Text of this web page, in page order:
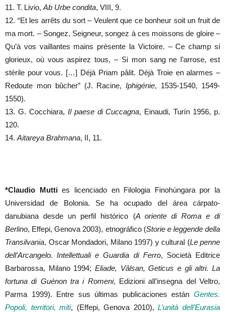
11. T. Livio, Ab Urbe condita, VIII, 9.
12. “Et les arrêts du sort – Veulent que ce bonheur soit un fruit de
ma mort. – Songez, Seigneur, songez à ces moissons de gloire –
Qu’à vos vaillantes mains présente la Victoire. – Ce champ si
glorieux, où vous aspirez tous, – Si mon sang ne l’arrose, est
stérile pour vous. […] Déjà Priam pâlit. Déjà Troie en alarmes –
Redoute mon bûcher” (J. Racine,Iphigénie, 1535-1540, 1549-
1550).
13. G. Cocchiara, Il paese di Cuccagna, Einaudi, Turín 1956, p.
120.
14. Aitareya Brahmana, II, 11.
*Claudio Mutties licenciado en Filologia Finohúngara por la
Universidad de Bolonia. Se ha ocupado del área cárpato-
danubiana desde un perfil histórico (A oriente di Roma e di
Berlino, Effepi, Genova 2003), etnográfico (Storie e leggende della
Transilvania, Oscar Mondadori, Milano 1997) y cultural (Le penne
dell’Arcangelo. Intellettuali e Guardia di Ferro, Società Editrice
Barbarossa, Milano 1994; Eliade, Vâlsan, Geticus e gli altri. La
fortuna di Guénon tra i Romeni, Edizioni all’insegna del Veltro,
Parma 1999). Entre sus últimas publicaciones están Gentes.
Popoli, territori, miti, (Effepi, Genova 2010),L’unità dell’Eurasia